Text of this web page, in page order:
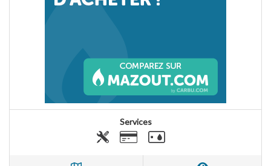
Services